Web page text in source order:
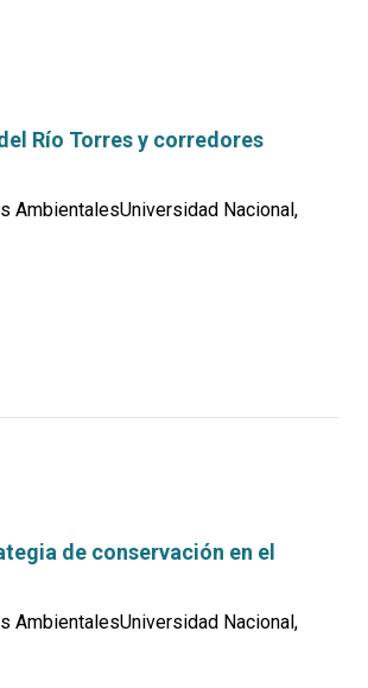
Río Torres y corredores
AmbientalesUniversidad Nacional,
de conservación en el
AmbientalesUniversidad Nacional,